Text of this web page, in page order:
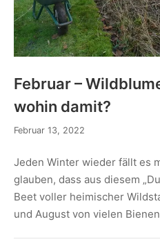
Februar –
wohin damit?
Februar 13, 2022
Jeden Winter wieder fällt es
glauben, dass aus diesem
Beet voller heimischer
und August von vielen